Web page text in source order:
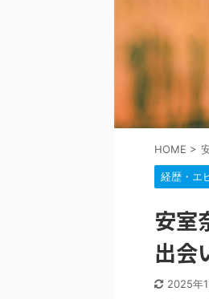
HOME >
経歴・エ
安室
出会
2025年